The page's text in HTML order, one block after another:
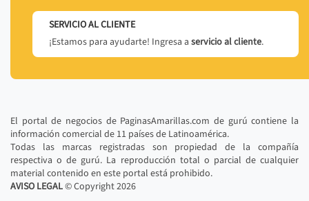
SERVICIO AL CLIENTE
¡Estamos para ayudarte! Ingresa a servicio al cliente.
El portal de negocios de PaginasAmarillas.com de gurú contiene la
información comercial de 11 países de Latinoamérica.
Todas las marcas registradas son propiedad de la compañía
respectiva o de gurú. La reproducción total o parcial de cualquier
material contenido en este portal está prohibido.
AVISO LEGAL© Copyright2026